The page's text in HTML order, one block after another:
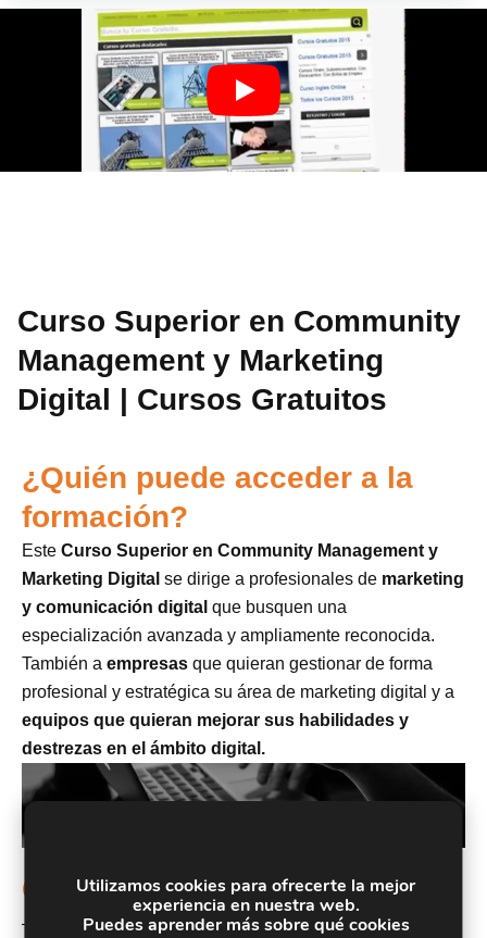
Curso Superior en Community
Management y Marketing
Digital | Cursos Gratuitos
¿Quién puede acceder a la
formación?
Este Curso Superior en Community Management y
Marketing Digital se dirige a profesionales de marketing
y comunicación digital que busquen una
especialización avanzada y ampliamente reconocida.
También a empresas que quieran gestionar de forma
profesional y estratégica su área de marketing digital y a
equipos que quieran mejorar sus habilidades y
destrezas en el ámbito digital.
Objetivos
– Conocer el papel delmarketing digital y la
Utilizamos cookies para ofrecerte la mejor
experiencia en nuestra web.
Puedes aprender más sobre qué cookies